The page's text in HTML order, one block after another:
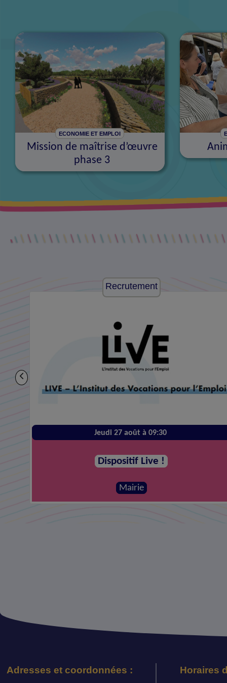
ECONOMIE ET EMPLOI
Mission de maîtrise d’œuvre
phase 3
Recrutement
Jeudi 27 août à 09:30
Dispositif Live !
Mairie
Adresses et coordonnées : Horaires